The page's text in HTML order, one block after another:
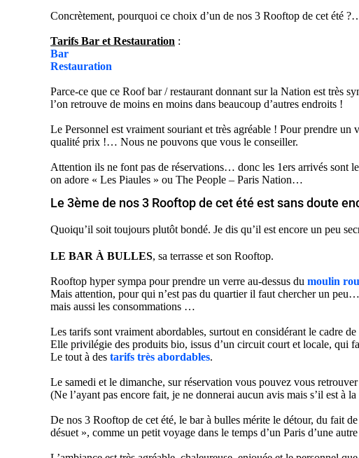
Concrètement, pourquoi ce choix d’un de nos 3 Rooftop de cet été
Tarifs Bar et Restauration :
Bar
Restauration
Parce-ce que ce Roof bar / restaurant donnant sur la Nation est très
l’on retrouve de moins en moins dans beaucoup d’autres endroits !
Le Personnel est vraiment souriant et très agréable ! Pour prendre
qualité prix !… Nous ne pouvons que vous le conseiller.
Attention ils ne font pas de réservations… donc les 1ers arrivés sont
on adore « Les Piaules » ou The People – Paris Nation…
Le 3ème de nos 3 Rooftop de cet été est sans doute
Quoiqu’il soit toujours plutôt bondé. Je dis qu’il est encore un peu
LE BAR À BULLES, sa terrasse et son Rooftop.
Rooftop hyper sympa pour prendre un verre au-dessus du moulin
Mais attention, pour qui n’est pas du quartier il faut chercher un
mais aussi les consommations …
Les tarifs sont vraiment abordables, surtout en considérant le cadre
Elle privilégie des produits bio, issus d’un circuit court et locale, qui
Le tout à des tarifs très abordables.
Le samedi et le dimanche, sur réservation vous pouvez vous
(Ne l’ayant pas encore fait, je ne donnerai aucun avis mais s’il est à
De nos 3 Rooftop de cet été, le bar à bulles mérite le détour, du fait
désuet », comme un petit voyage dans le temps d’un Paris d’une